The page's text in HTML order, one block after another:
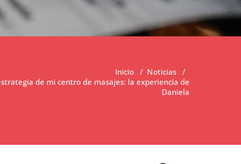
Inicio / Noticias /
de mi centro de masajes: la experiencia de
Daniela